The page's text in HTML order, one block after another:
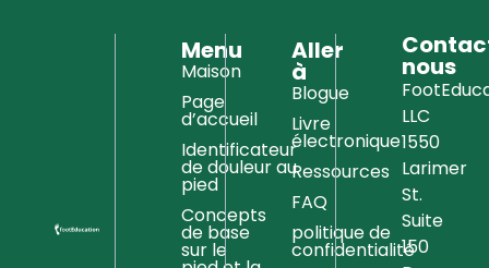
Menu
Maison
Page
d’accueil
Identificateur
de douleur au
pied
Concepts
de base
sur le
Aller
à
Blogue
Livre
électronique
Ressources
FAQ
politique de
confidentialité
nous
LLC
1550
Larimer
St.
Suite
150